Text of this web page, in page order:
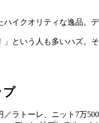
イクオリティな逸品。
という人も多いハズ。
プ